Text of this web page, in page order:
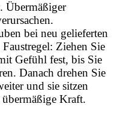
Übermäßiger
bei neu gelieferten
Ziehen Sie
Gefühl fest, bis Sie
Danach drehen Sie
und sie sitzen
Kraft.